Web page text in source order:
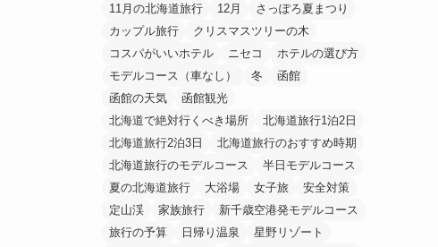
11月の北海道旅行
12月
さっぽろ夏まつり
カップル旅行
クリスマスツリーの木
コスパがいいホテル
ニセコ
ホテルの選び方
モデルコース（車なし）
冬
函館
函館の天気
函館観光
北海道で絶対行くべき場所
北海道旅行1泊2日
北海道旅行2泊3日
北海道旅行のおすすめ時期
北海道旅行のモデルコース
半日モデルコース
夏の北海道旅行
大浴場 女子旅
安全対策
定山渓
家族旅行
新千歳空港発モデルコース
旅行の予算
日帰り温泉
星野リゾート